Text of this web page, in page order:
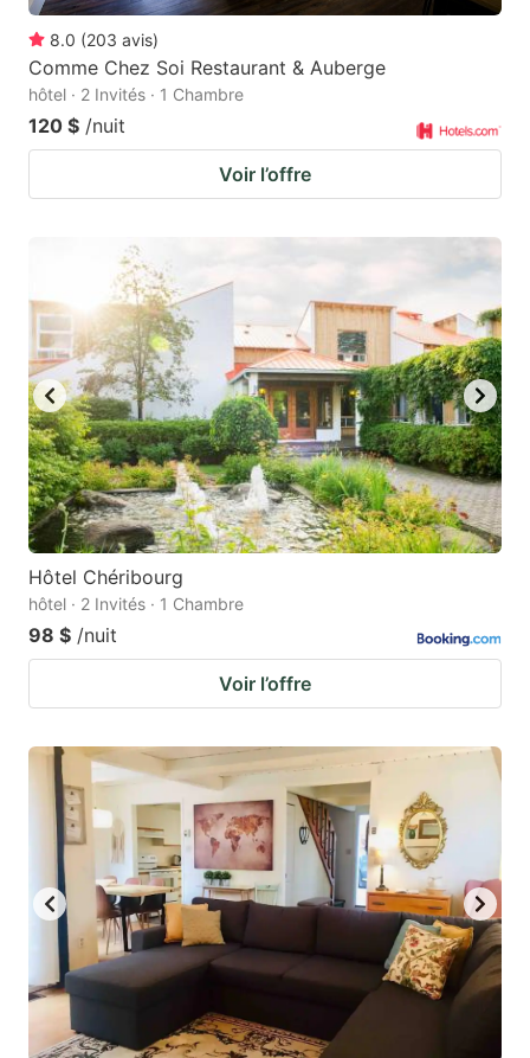
8.0 (203 avis)
Comme Chez Soi Restaurant & Auberge
hôtel · 2 Invités · 1 Chambre
120 $ /nuit
Voir l’offre
Hôtel Chéribourg
hôtel · 2 Invités · 1 Chambre
98 $ /nuit
Voir l’offre